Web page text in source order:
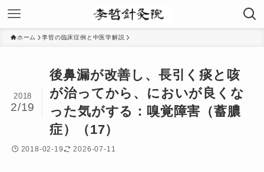
ホーム 李哲の臨床症例と中医学解説
後鼻漏が改善し、長引く痰と咳
が治ってから、においが良くな
った気がする：嗅覚障害（蓄膿
症）（17）
2018
2/19
2018-02-19 2026-07-11